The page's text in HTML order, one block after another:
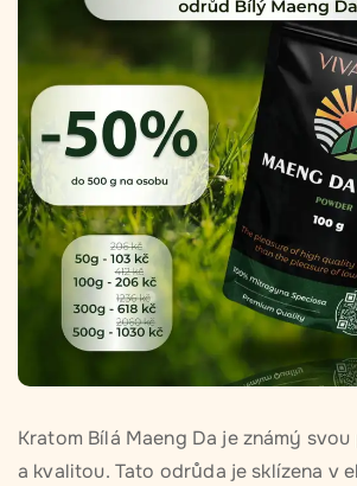
Kratom Bílá Maeng Da je známý
a kvalitou. Tato odrůda je sklízena v